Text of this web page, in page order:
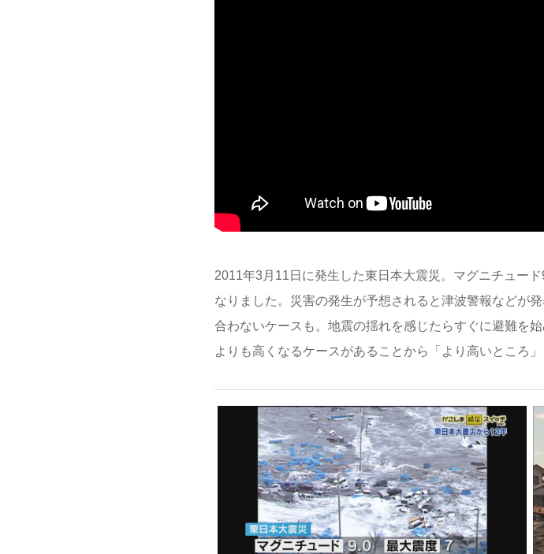
2011年3月11日に発生した東日本大震災。マグニチュー
なりました。災害の発生が予想されると津波警報などが
合わないケースも。地震の揺れを感じたらすぐに避難を
よりも高くなるケースがあることから「より高いところ」